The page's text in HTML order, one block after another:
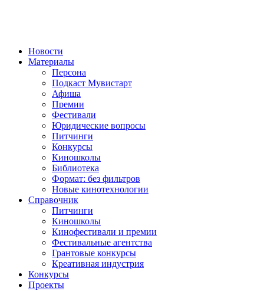
Новости
Материалы
Персона
Подкаст Мувистарт
Афиша
Премии
Фестивали
Юридические вопросы
Питчинги
Конкурсы
Киношколы
Библиотека
Формат: без фильтров
Новые кинотехнологии
Справочник
Питчинги
Киношколы
Кинофестивали и премии
Фестивальные агентства
Грантовые конкурсы
Креативная индустрия
Конкурсы
Проекты